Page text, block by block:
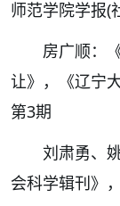
师范学院学报(
房广顺：
让》，《辽宁
第3期
刘肃勇、
会科学辑刊》